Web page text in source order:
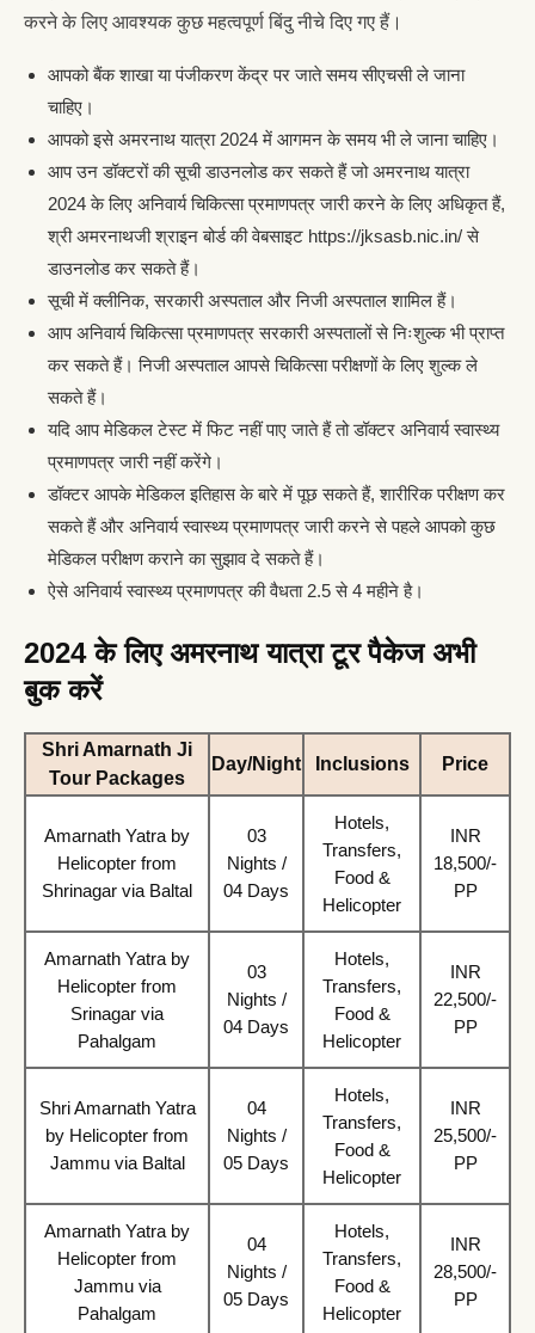
करने के लिए आवश्यक कुछ महत्वपूर्ण बिंदु नीचे दिए गए हैं।
आपको बैंक शाखा या पंजीकरण केंद्र पर जाते समय सीएचसी ले जाना
चाहिए।
आपको इसे अमरनाथ यात्रा 2024 में आगमन के समय भी ले जाना चाहिए।
आप उन डॉक्टरों की सूची डाउनलोड कर सकते हैं जो अमरनाथ यात्रा
2024 के लिए अनिवार्य चिकित्सा प्रमाणपत्र जारी करने के लिए अधिकृत हैं,
श्री अमरनाथजी श्राइन बोर्ड की वेबसाइट https://jksasb.nic.in/ से
डाउनलोड कर सकते हैं।
सूची में क्लीनिक, सरकारी अस्पताल और निजी अस्पताल शामिल हैं।
आप अनिवार्य चिकित्सा प्रमाणपत्र सरकारी अस्पतालों से निःशुल्क भी प्राप्त
कर सकते हैं। निजी अस्पताल आपसे चिकित्सा परीक्षणों के लिए शुल्क ले
सकते हैं।
यदि आप मेडिकल टेस्ट में फिट नहीं पाए जाते हैं तो डॉक्टर अनिवार्य स्वास्थ्य
प्रमाणपत्र जारी नहीं करेंगे।
डॉक्टर आपके मेडिकल इतिहास के बारे में पूछ सकते हैं, शारीरिक परीक्षण कर
सकते हैं और अनिवार्य स्वास्थ्य प्रमाणपत्र जारी करने से पहले आपको कुछ
मेडिकल परीक्षण कराने का सुझाव दे सकते हैं।
ऐसे अनिवार्य स्वास्थ्य प्रमाणपत्र की वैधता 2.5 से 4 महीने है।
2024 के लिए अमरनाथ यात्रा टूर पैकेज अभी
बुक करें
Shri Amarnath Ji
Tour Packages
Day/Night Inclusions Price
Amarnath Yatra by
Helicopter from
Shrinagar via Baltal
03
Nights /
04 Days
Hotels,
Transfers,
Food &
Helicopter
INR
18,500/-
PP
Amarnath Yatra by
Helicopter from
Srinagar via
Pahalgam
03
Nights /
04 Days
Hotels,
Transfers,
Food &
Helicopter
INR
22,500/-
PP
Shri Amarnath Yatra
by Helicopter from
Jammu via Baltal
04
Nights /
05 Days
Hotels,
Transfers,
Food &
Helicopter
INR
25,500/-
PP
Amarnath Yatra by
Helicopter from
Jammu via
Pahalgam
04
Nights /
05 Days
Hotels,
Transfers,
Food &
Helicopter
INR
28,500/-
PP